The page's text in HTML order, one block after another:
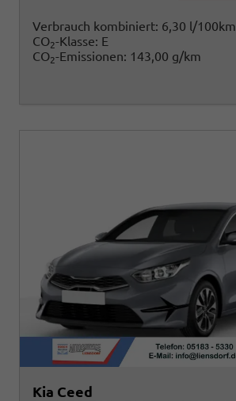
Verbrauch kombiniert: 6,30 l/100km
CO2-Klasse: E
CO2-Emissionen: 143,00 g/km
Kia Ceed